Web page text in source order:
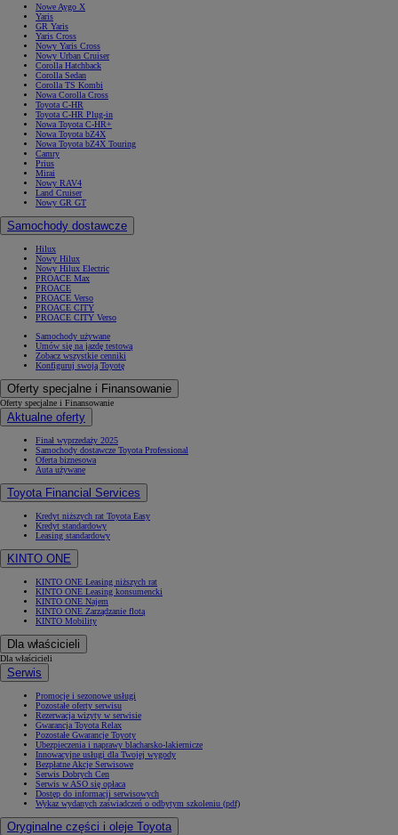
Nowe Aygo X
Yaris
GR Yaris
Yaris Cross
Nowy Yaris Cross
Nowy Urban Cruiser
Corolla Hatchback
Corolla Sedan
Corolla TS Kombi
Nowa Corolla Cross
Toyota C-HR
Toyota C-HR Plug-in
Nowa Toyota C-HR+
Nowa Toyota bZ4X
Nowa Toyota bZ4X Touring
Camry
Prius
Mirai
Nowy RAV4
Land Cruiser
Nowy GR GT
Samochody dostawcze
Hilux
Nowy Hilux
Nowy Hilux Electric
PROACE Max
PROACE
PROACE Verso
PROACE CITY
PROACE CITY Verso
Samochody używane
Umów się na jazdę testową
Zobacz wszystkie cenniki
Konfiguruj swoją Toyotę
Oferty specjalne i Finansowanie
Oferty specjalne i Finansowanie
Aktualne oferty
Finał wyprzedaży 2025
Samochody dostawcze Toyota Professional
Oferta biznesowa
Auta używane
Toyota Financial Services
Kredyt niższych rat Toyota Easy
Kredyt standardowy
Leasing standardowy
KINTO ONE
KINTO ONE Leasing niższych rat
KINTO ONE Leasing konsumencki
KINTO ONE Najem
KINTO ONE Zarządzanie flotą
KINTO Mobility
Dla właścicieli
Dla właścicieli
Serwis
Promocje i sezonowe usługi
Pozostałe oferty serwisu
Rezerwacja wizyty w serwisie
Gwarancja Toyota Relax
Pozostałe Gwarancje Toyoty
Ubezpieczenia i naprawy blacharsko-lakiernicze
Innowacyjne usługi dla Twojej wygody
Bezpłatne Akcje Serwisowe
Serwis Dobrych Cen
Serwis w ASO się opłaca
Dostęp do informacji serwisowych
Wykaz wydanych zaświadczeń o odbytym szkoleniu (pdf)
Oryginalne części i oleje Toyota